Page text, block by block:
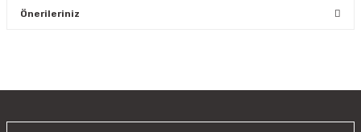
Önerileriniz